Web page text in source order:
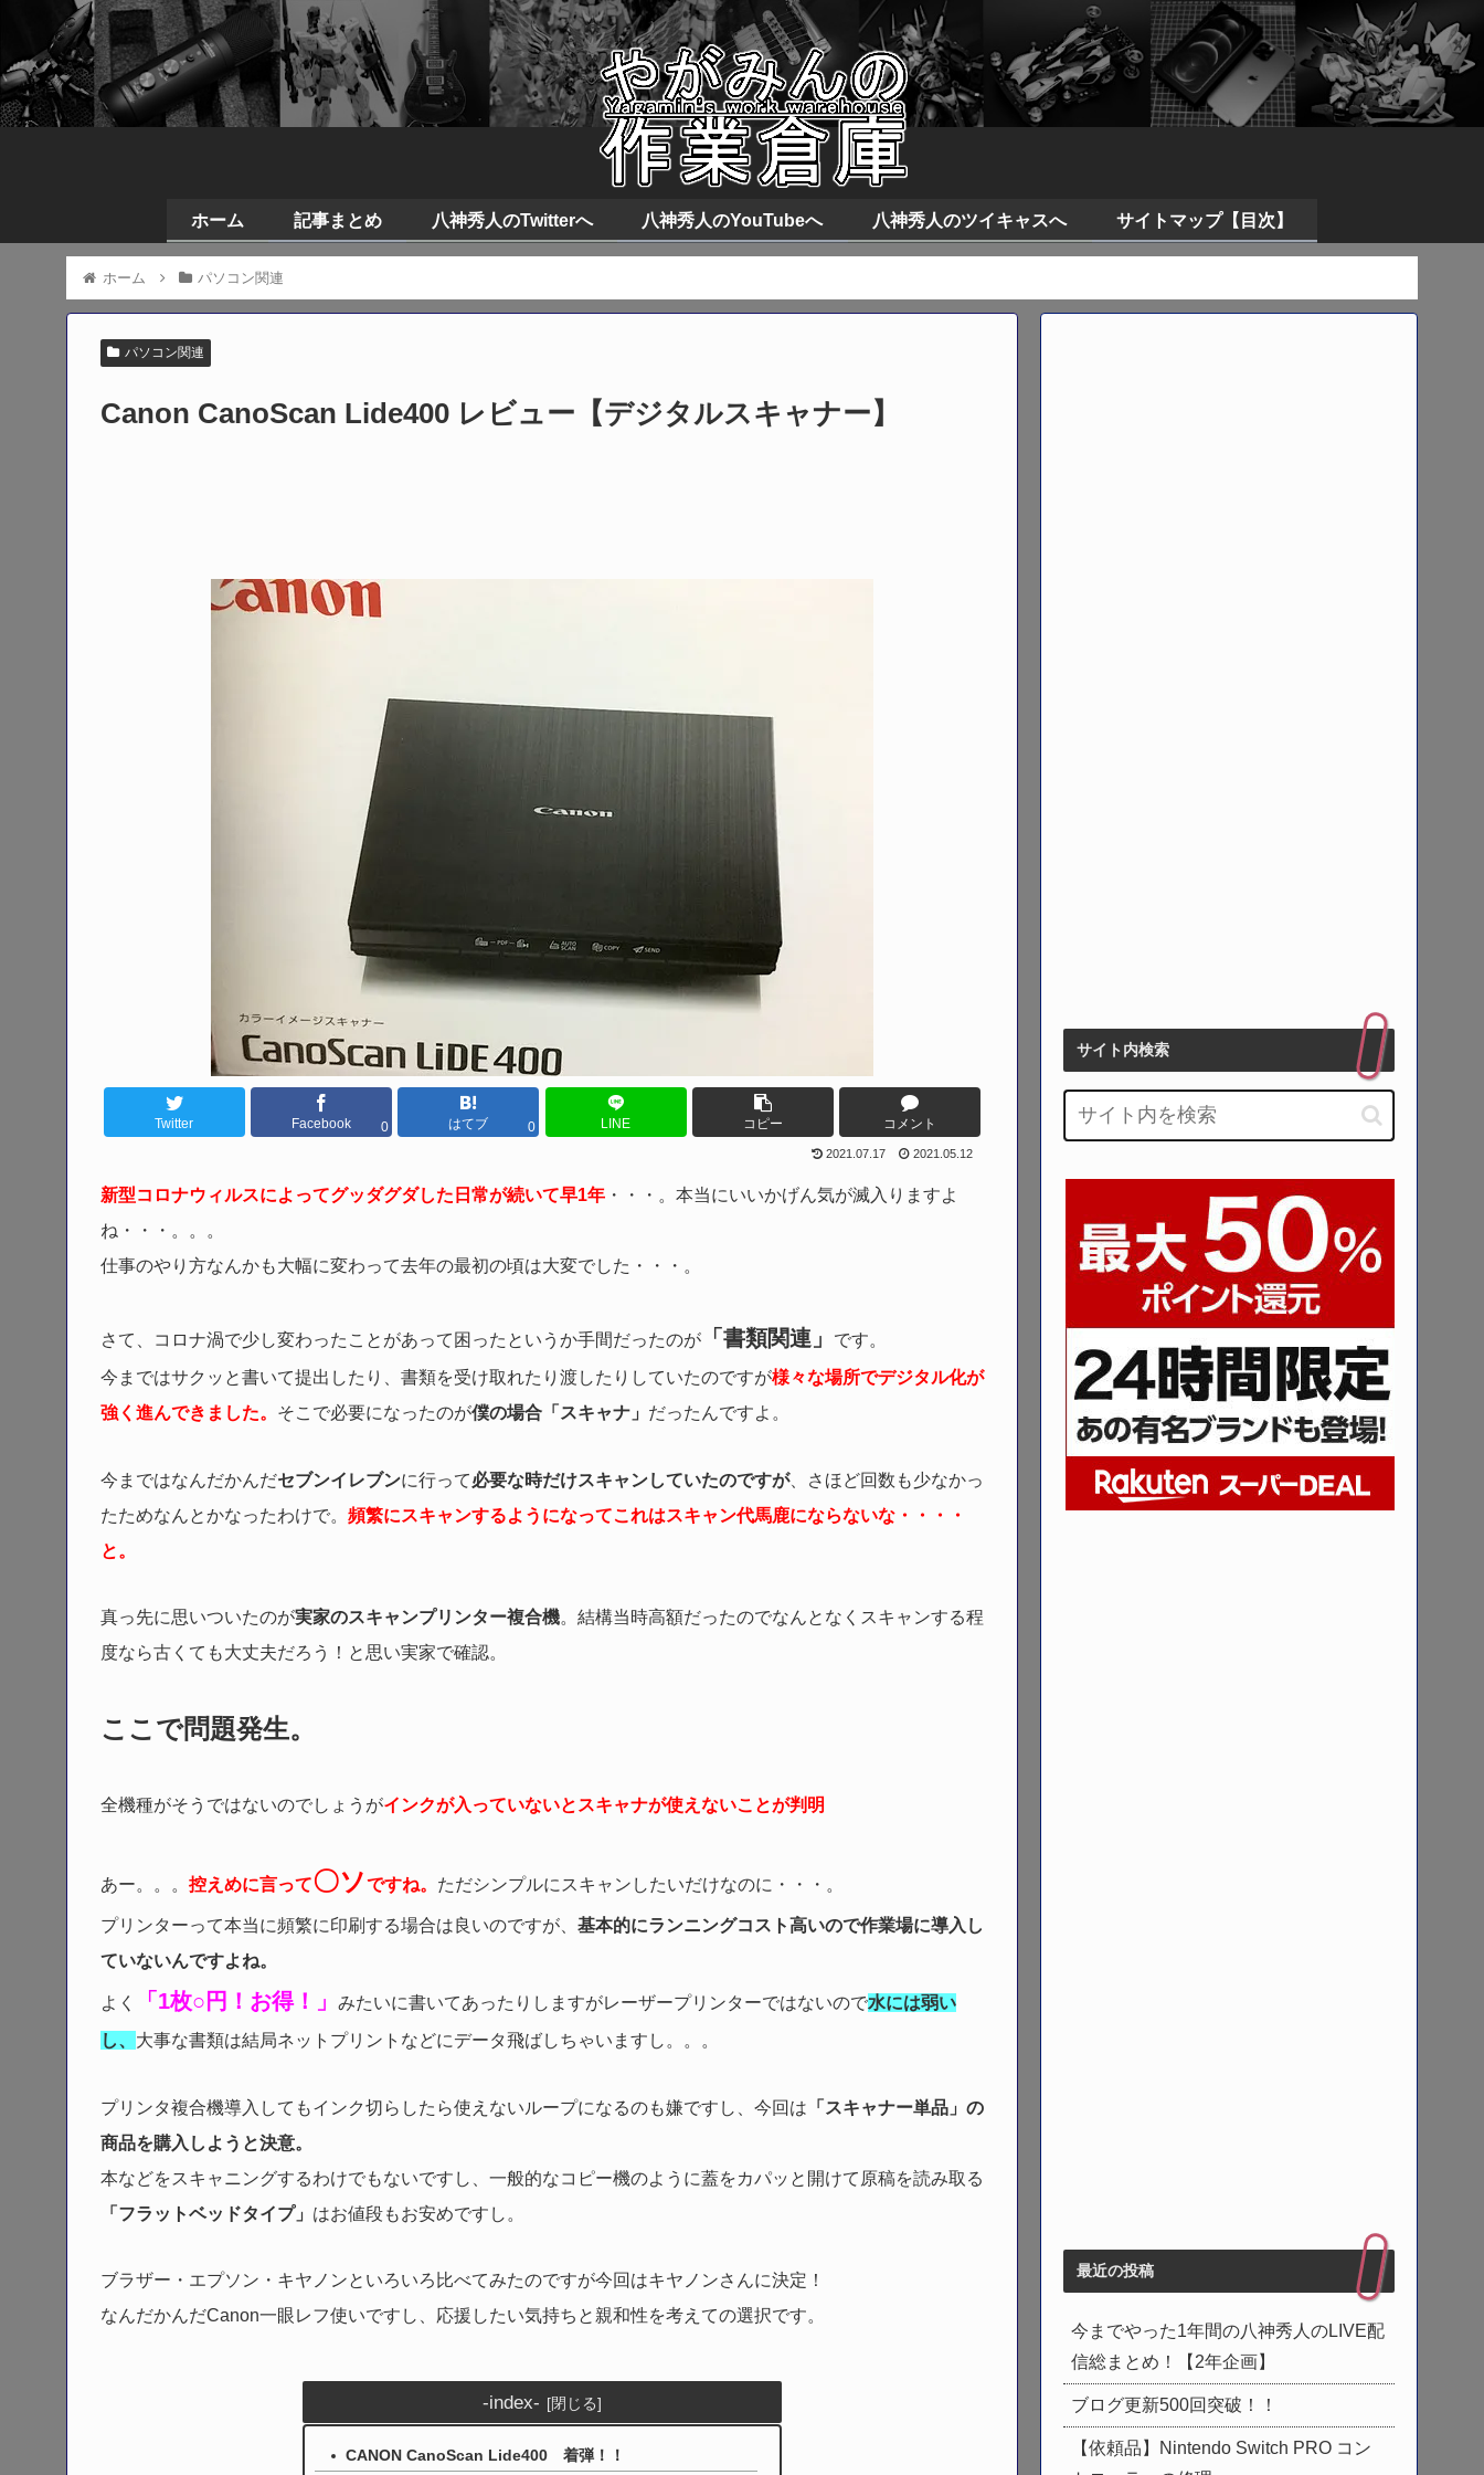
ホーム 記事まとめ 八神秀人のTwitterへ 八神秀人のYouTubeへ 八神秀人のツイキャスへ サイトマップ【目次】
ホーム パソコン関連
パソコン関連
Canon CanoScan Lide400 レビュー【デジタルスキャナー】
Twitter Facebook 0 はてブ 0 LINE コピー コメント
2021.07.17 2021.05.12
新型コロナウィルスによってグッダグダした日常が続いて早1年 ・・・。本当にいいかげん気が滅入りますよ
ね・・・。。。
仕事のやり方なんかも大幅に変わって去年の最初の頃は大変でした・・・。
さて、コロナ渦で少し変わったことがあって困ったというか手間だったのが 「書類関連」
です。
今まではサクッと書いて提出したり、書類を受け取れたり渡したりしていたのですが様々な場所でデジタル化が
強く進んできました。 そこで必要になったのが僕の場合「スキャナ」 だったんですよ。
今まではなんだかんだセブンイレブンに行って必要な時だけスキャンしていたのですが、さほど回数も少なかっ
たためなんとかなったわけで。 頻繁にスキャンするようになってこれはスキャン代馬鹿にならないな・・・・
と。
真っ先に思いついたのが実家のスキャンプリンター複合機。結構当時高額だったのでなんとなくスキャンする程
度なら古くても大丈夫だろう！と思い実家で確認。
ここで問題発生。
全機種がそうではないのでしょうがインクが入っていないとスキャナが使えないことが判明
あー。。。 控えめに言って〇ソですね。 ただシンプルにスキャンしたいだけなのに・・・。
プリンターって本当に頻繁に印刷する場合は良いのですが、 基本的にランニングコスト高いので作業場に導入し
ていないんですよね。
よく 「1枚○円！お得！」 みたいに書いてあったりしますがレーザープリンターではないので水には弱い
し、 大事な書類は結局ネットプリントなどにデータ飛ばしちゃいますし。。。
プリンタ複合機導入してもインク切らしたら使えないループになるのも嫌ですし、今回は 「スキャナー単品」の
商品を購入しようと決意。
本などをスキャニングするわけでもないですし、一般的なコピー機のように蓋をカパッと開けて原稿を読み取る
「フラットベッドタイプ」 はお値段もお安めですし。
ブラザー・エプソン・キヤノンといろいろ比べてみたのですが今回はキヤノンさんに決定！
なんだかんだCanon一眼レフ使いですし、応援したい気持ちと親和性を考えての選択です。
-index-
CANON CanoScan Lide400 着弾！！
サイト内検索
最近の投稿
今までやった1年間の八神秀人のLIVE配
信総まとめ！【2年企画】
ブログ更新500回突破！！
【依頼品】Nintendo Switch PRO コン